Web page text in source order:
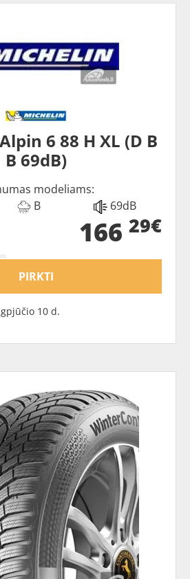
6 88 H XL (D B
B 69dB)
modeliams:
B 69dB
166 29€
PIRKTI
10 d.